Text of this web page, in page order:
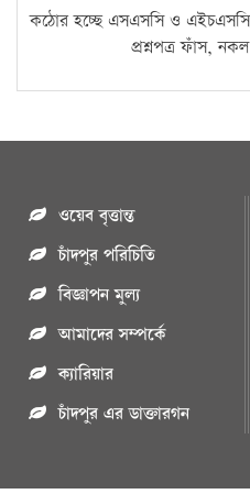
কঠোর হচ্ছে এসএসসি ও এইচএসসি
প্রশ্নপত্র ফাঁস,
ওয়েব বৃত্তান্ত
চাঁদপুর পরিচিতি
বিজ্ঞাপন মুল্য
আমাদের সম্পর্কে
ক্যারিয়ার
চাঁদপুর এর ডাক্তারগন